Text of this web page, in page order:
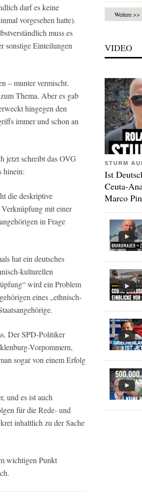
darf es keine
vorgesehen hatte).
muss es
sonstige Einteilungen
– munter vermischt.
Thema. Aber es gab
hingegen den
immer und schon an
jetzt schreibt das OVG
hinein:
die deskriptive
Verknüpfung mit einer
in Frage
hat ein deutsches
kulturellen
wird ein Problem
eines „ethnisch-
Der SPD-Politiker
Vorpommern,
sogar von einem Erfolg
und es ist auch
für die Rede- und
inhaltlich zu der Sache
wichtigen Punkt
Weitere >>
VIDEO
STURM
Ist
Ceuta-
Marco